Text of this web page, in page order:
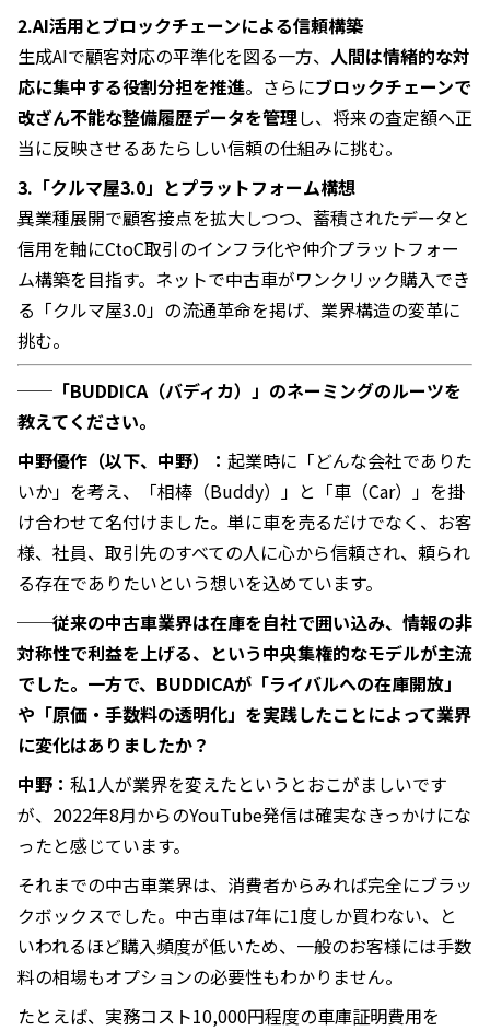
2.AI活用とブロックチェーンによる信頼構築
生成AIで顧客対応の平準化を図る一方、 人間は情緒的な対
応に集中する役割分担を推進。さらにブロックチェーンで
改ざん不能な整備履歴データを管理し、将来の査定額へ正
当に反映させるあたらしい信頼の仕組みに挑む。
3.「クルマ屋3.0」とプラットフォーム構想
異業種展開で顧客接点を拡大しつつ、蓄積されたデータと
信用を軸にCtoC取引のインフラ化や仲介プラットフォー
ム構築を目指す。ネットで中古車がワンクリック購入でき
る「クルマ屋3.0」の流通革命を掲げ、業界構造の変革に
挑む。
──「BUDDICA（バディカ）」のネーミングのルーツを
教えてください。
中野優作（以下、中野）： 起業時に「どんな会社でありた
いか」を考え、「相棒（Buddy）」と「車（Car）」を掛
け合わせて名付けました。単に車を売るだけでなく、お客
様、社員、取引先のすべての人に心から信頼され、頼られ
る存在でありたいという想いを込めています。
──従来の中古車業界は在庫を自社で囲い込み、情報の非
対称性で利益を上げる、という中央集権的なモデルが主流
でした。一方で、BUDDICAが「ライバルへの在庫開放」
や「原価・手数料の透明化」を実践したことによって業界
に変化はありましたか？
中野： 私1人が業界を変えたというとおこがましいです
が、2022年8月からのYouTube発信は確実なきっかけにな
ったと感じています。
それまでの中古車業界は、消費者からみれば完全にブラッ
クボックスでした。中古車は7年に1度しか買わない、と
いわれるほど購入頻度が低いため、一般のお客様には手数
料の相場もオプションの必要性もわかりません。
たとえば、実務コスト10,000円程度の車庫証明費用を